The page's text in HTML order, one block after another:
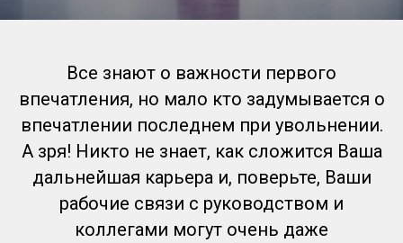
Все знают о важности первого
впечатления, но мало кто задумывается о
впечатлении последнем при увольнении.
А зря! Никто не знает, как сложится Ваша
дальнейшая карьера и, поверьте, Ваши
рабочие связи с руководством и
коллегами могут очень даже